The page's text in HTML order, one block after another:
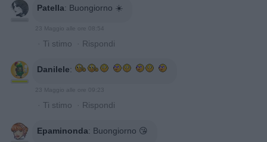
Patella: Buongiorno ☀️
23 Maggio alle ore 08:54
· Ti stimo · Rispondi
Danilele:
23 Maggio alle ore 09:23
· Ti stimo · Rispondi
Epaminonda: Buongiorno 😘